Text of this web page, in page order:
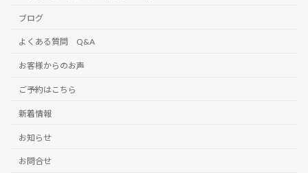
ブログ
よくある質問 Q&A
お客様からのお声
ご予約はこちら
新着情報
お知らせ
お問合せ